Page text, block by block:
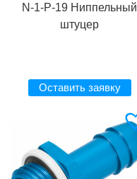
N-1-P-19 Ниппельный
штуцер
Оставить заявку